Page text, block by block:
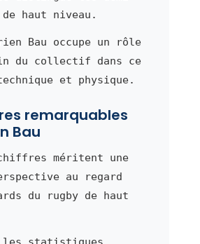
de haut niveau.
Bau occupe un rôle
du collectif dans ce
et physique.
remarquables
Bau
méritent une
au regard
du rugby de haut